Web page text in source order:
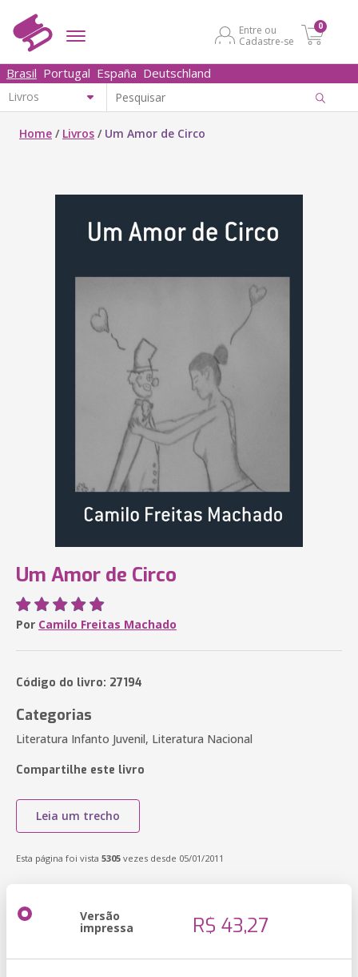
Entre ou
Cadastre-se
0
Brasil Portugal España Deutschland
Home / Livros / Um Amor de Circo
Um Amor de Circo
Por Camilo Freitas Machado
Código do livro: 27194
Categorias
Literatura Infanto Juvenil, Literatura Nacional
Compartilhe este livro
Leia um trecho
Esta página foi vista 5305 vezes desde 05/01/2011
Versão
impressa R$ 43,27